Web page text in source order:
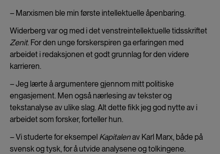
– Marxismen ble min første intellektuelle åpenbaring.
Widerberg var og med i det venstreintellektuelle tidsskriftet
Zenit. For den unge forskerspiren ga erfaringen med
arbeidet i redaksjonen et godt grunnlag for den videre
karrieren.
– Jeg lærte å argumentere gjennom mitt politiske
engasjement. Men også nærlesing av tekster og
tekstanalyse av ulike slag. Alt dette fikk jeg god nytte av i
arbeidet som forsker, forteller hun.
– Vi studerte for eksempel Kapitalenav Karl Marx, både på
svensk og tysk, for å utvide analysene og tolkingene.